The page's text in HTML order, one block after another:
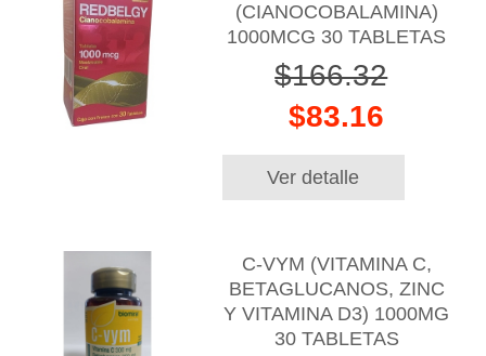
(CIANOCOBALAMINA)
1000MCG 30 TABLETAS
$166.32
$83.16
Ver detalle
C-VYM (VITAMINA C,
BETAGLUCANOS, ZINC
Y VITAMINA D3) 1000MG
30 TABLETAS